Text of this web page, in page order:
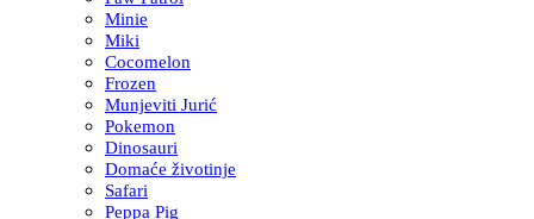
Minie
Miki
Cocomelon
Frozen
Munjeviti Jurić
Pokemon
Dinosauri
Domaće životinje
Safari
Peppa Pig